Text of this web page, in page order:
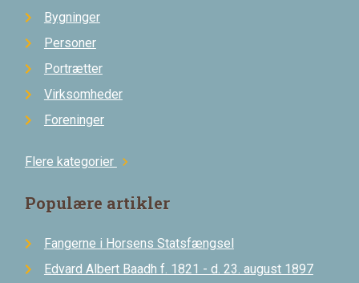
Bygninger
Personer
Portrætter
Virksomheder
Foreninger
Flere kategorier chevron_right
Populære artikler
Fangerne i Horsens Statsfængsel
Edvard Albert Baadh f. 1821 - d. 23. august 1897